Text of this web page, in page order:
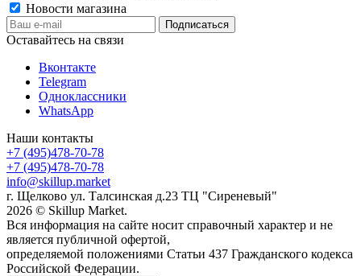
Новости магазина
Оставайтесь на связи
Вконтакте
Telegram
Одноклассники
WhatsApp
Наши контакты
+7 (495)478-70-78
+7 (495)478-70-78
info@skillup.market
г. Щелково ул. Талсинская д.23 ТЦ "Сиреневый"
2026 © Skillup Market.
Вся информация на сайте носит справочный характер и не
является публичной офертой,
определяемой положениями Статьи 437 Гражданского кодекса
Российской Федерации.